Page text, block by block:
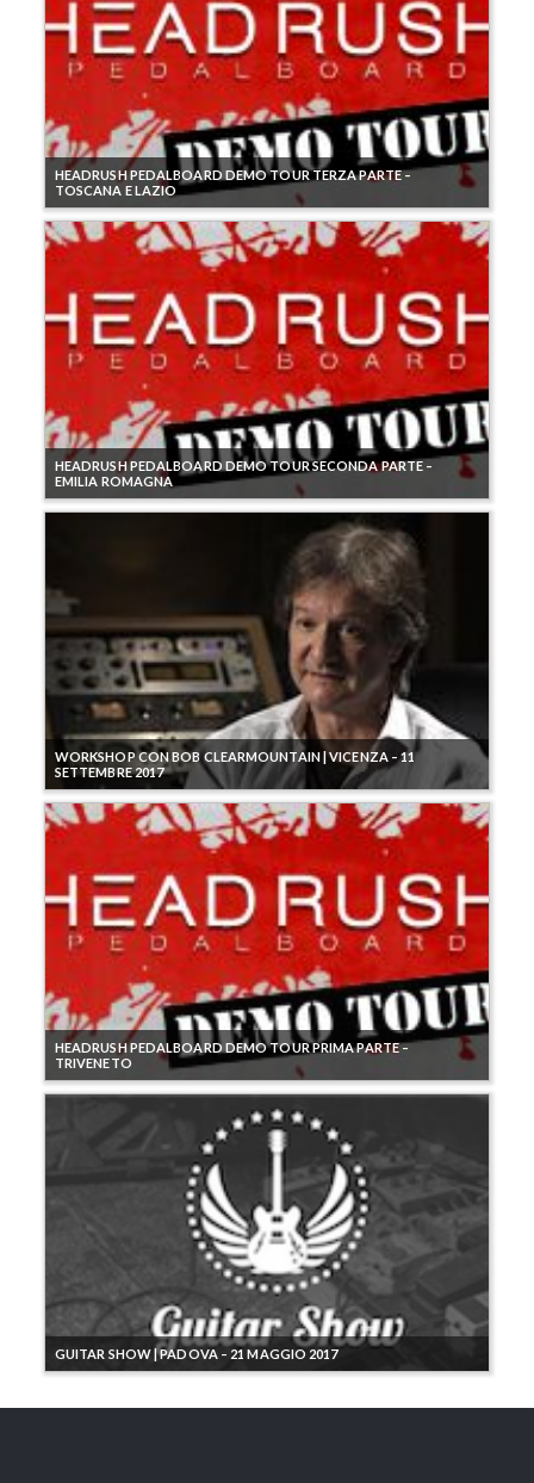
HEADRUSH PEDALBOARD DEMO TOUR TERZA PARTE –
TOSCANA E LAZIO
HEADRUSH PEDALBOARD DEMO TOUR SECONDA PARTE –
EMILIA ROMAGNA
WORKSHOP CON BOB CLEARMOUNTAIN | VICENZA – 11
SETTEMBRE 2017
HEADRUSH PEDALBOARD DEMO TOUR PRIMA PARTE –
TRIVENETO
GUITAR SHOW | PADOVA – 21 MAGGIO 2017